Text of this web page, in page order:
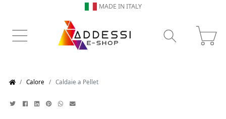
MADE IN ITALY
Calore Caldaie a Pellet